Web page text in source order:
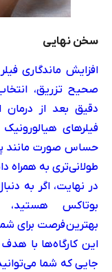
سخن نهایی
افزایش ماندگاری
صحیح تزریق،
دقیق بعد از
فیلرهای
حساس صورت مانند
طولانی‌تری به همراه
در نهایت، اگر به
بوتاکس هستید،
بهترین فرصت برای
این کارگاه‌ها با
جایی که شما